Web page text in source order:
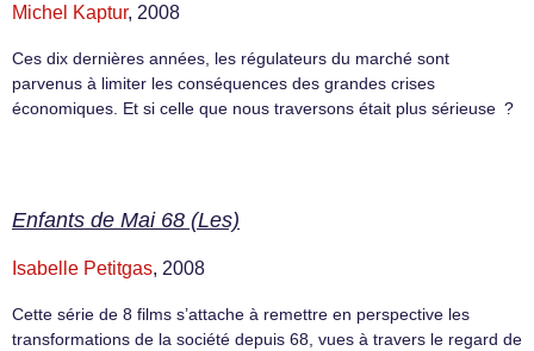
Michel Kaptur, 2008
Ces dix dernières années, les régulateurs du marché sont
parvenus à limiter les conséquences des grandes crises
économiques. Et si celle que nous traversons était plus sérieuse ?
Enfants de Mai 68 (Les)
Isabelle Petitgas, 2008
Cette série de 8 films s’attache à remettre en perspective les
transformations de la société depuis 68, vues à travers le regard de